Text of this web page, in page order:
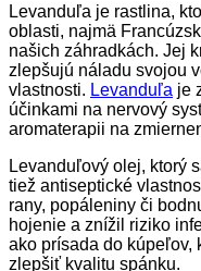
Levanduľa je rastlina,
oblasti, najmä
našich záhradkách. Jej
zlepšujú náladu svojou
vlastnosti. Levanduľa je
účinkami na nervový
aromaterapii na
Levanduľový olej, ktorý
tiež antiseptické
rany, popáleniny či
hojenie a znížil riziko
ako prísada do kúpeľov,
zlepšiť kvalitu spánku.